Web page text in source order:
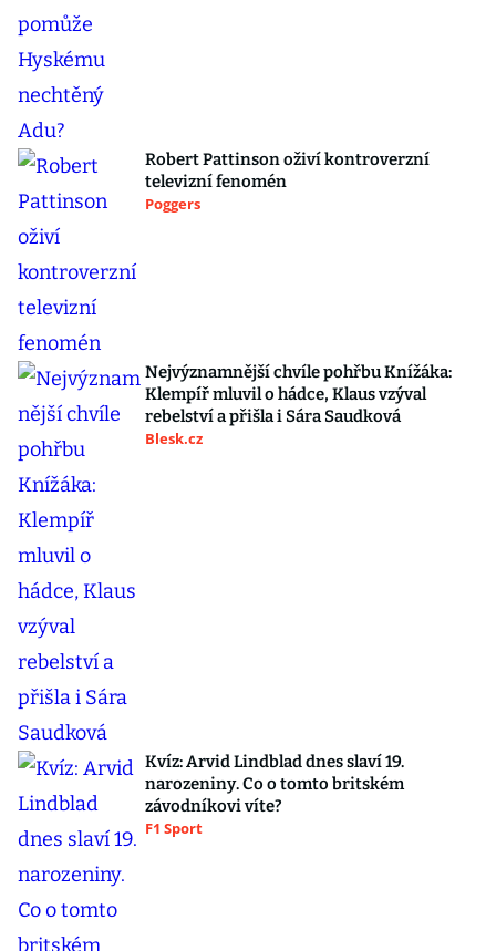
Robert Pattinson oživí kontroverzní
televizní fenomén
Poggers
Nejvýznamnější chvíle pohřbu Knížáka:
Klempíř mluvil o hádce, Klaus vzýval
rebelství a přišla i Sára Saudková
Blesk.cz
Kvíz: Arvid Lindblad dnes slaví 19.
narozeniny. Co o tomto britském
závodníkovi víte?
F1 Sport